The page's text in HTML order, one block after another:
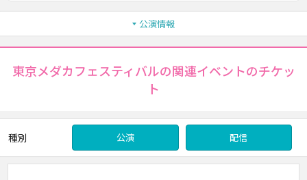
公演情報
東京メダカフェスティバルの関連イベントのチケッ
ト
種別 公演 配信